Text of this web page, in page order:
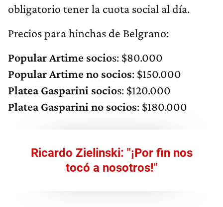
obligatorio tener la cuota social al día.
Precios para hinchas de Belgrano:
Popular Artime socios: $80.000
Popular Artime no socios: $150.000
Platea Gasparini socios: $120.000
Platea Gasparini no socios: $180.000
Ricardo Zielinski: "¡Por fin nos
tocó a nosotros!"